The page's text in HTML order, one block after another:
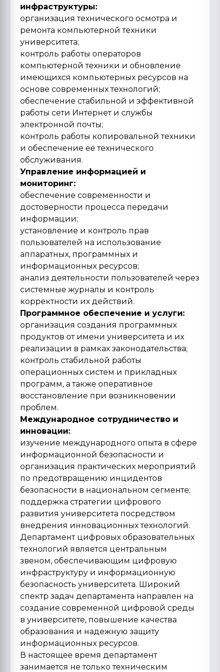
инфраструктуры:
организация технического осмотра и
ремонта компьютерной техники
университета;
контроль работы операторов
компьютерной техники и обновление
имеющихся компьютерных ресурсов на
основе современных технологий;
обеспечение стабильной и эффективной
работы сети Интернет и службы
электронной почты;
контроль работы копировальной техники
и обеспечение её технического
обслуживания.
Управление информацией и
мониторинг:
обеспечение современности и
достоверности процесса передачи
информации;
установление и контроль прав
пользователей на использование
аппаратных, программных и
информационных ресурсов;
анализ деятельности пользователей через
системные журналы и контроль
корректности их действий.
Программное обеспечение и услуги:
организация создания программных
продуктов от имени университета и их
реализации в рамках законодательства;
контроль стабильной работы
операционных систем и прикладных
программ, а также оперативное
восстановление при возникновении
проблем.
Международное сотрудничество и
инновации:
изучение международного опыта в сфере
информационной безопасности и
организация практических мероприятий
по предотвращению инцидентов
безопасности в национальном сегменте;
поддержка стратегии цифрового
развития университета посредством
внедрения инновационных технологий.
Департамент цифровых образовательных
технологий является центральным
звеном, обеспечивающим цифровую
инфраструктуру и информационную
безопасность университета. Широкий
спектр задач департамента направлен на
создание современной цифровой среды
в университете, повышение качества
образования и надежную защиту
информационных ресурсов.
В настоящее время департамент
занимается не только техническим